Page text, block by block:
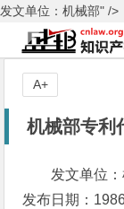
发文单位：机械部" />
机械部专利
发文单位
发布日期：
A+